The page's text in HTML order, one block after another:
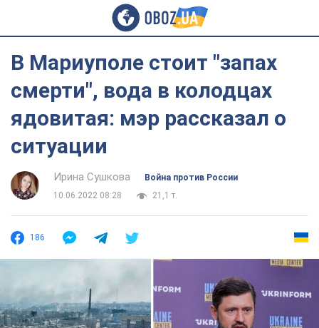
В Мариуполе стоит "запах
смерти", вода в колодцах
ядовитая: мэр рассказал о
ситуации
Ирина Сушкова
Война против России
10.06.2022 08:28
21,1 т.
186